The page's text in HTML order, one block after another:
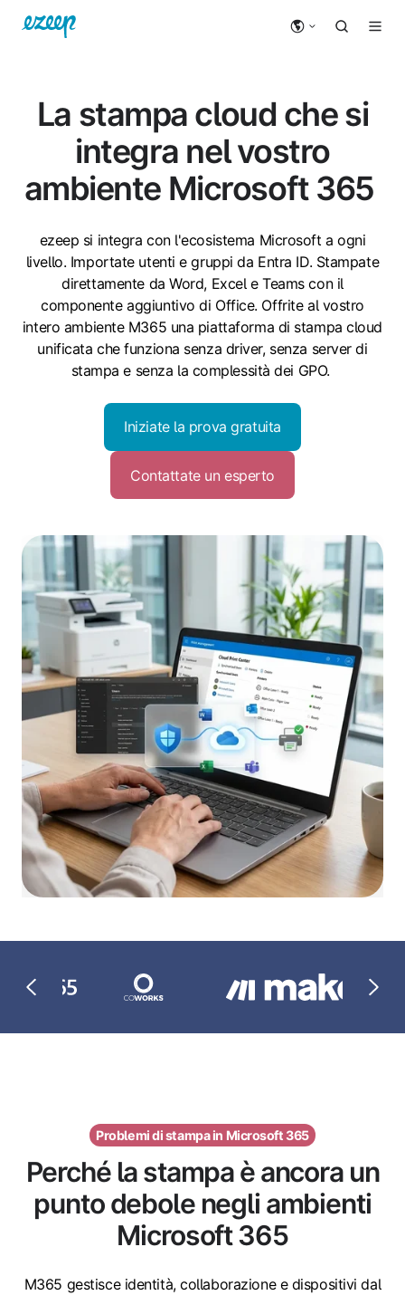
La stampa cloud che si
integra nel vostro
ambiente Microsoft 365
ezeep si integra con l'ecosistema Microsoft a ogni
livello. Importate utenti e gruppi da Entra ID. Stampate
direttamente da Word, Excel e Teams con il
componente aggiuntivo di Office. Offrite al vostro
intero ambiente M365 una piattaforma di stampa cloud
unificata che funziona senza driver, senza server di
stampa e senza la complessità dei GPO.
Iniziate la prova gratuita
Contattate un esperto
Problemi di stampa in Microsoft 365
Perché la stampa è ancora un
punto debole negli ambienti
Microsoft 365
M365 gestisce identità, collaborazione e dispositivi dal